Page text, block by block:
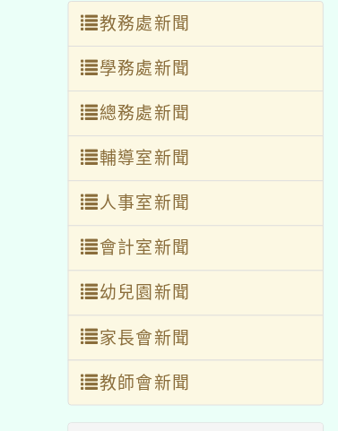
教務處新聞
學務處新聞
總務處新聞
輔導室新聞
人事室新聞
會計室新聞
幼兒園新聞
家長會新聞
教師會新聞